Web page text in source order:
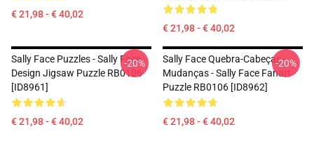
€ 21,98 - € 40,02
€ 21,98 - € 40,02
Sally Face Puzzles - Sally Face
Design Jigsaw Puzzle RB0106
[ID8961]
€ 21,98 - € 40,02
-20%
Sally Face Quebra-Cabeças -
Mudanças - Sally Face Fanart
Puzzle RB0106 [ID8962]
€ 21,98 - € 40,02
-20%